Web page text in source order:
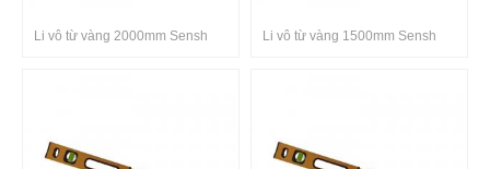
Li vô từ vàng 2000mm Sensh Li vô từ vàng 1500mm Sensh